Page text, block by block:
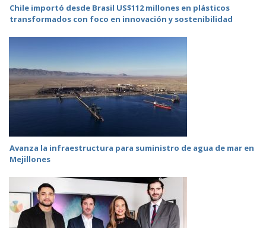
Chile importó desde Brasil US$112 millones en plásticos
transformados con foco en innovación y sostenibilidad
Avanza la infraestructura para suministro de agua de mar en
Mejillones